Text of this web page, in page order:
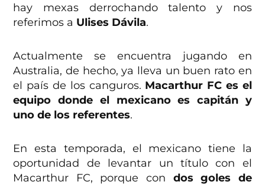
hay mexas derrochando talento y nos
referimos a Ulises Dávila.
Actualmente se encuentra jugando en
Australia, de hecho, ya lleva un buen rato en
el país de los canguros. Macarthur FC es el
equipo donde el mexicano es capitán y
uno de los referentes.
En esta temporada, el mexicano tiene la
oportunidad de levantar un título con el
Macarthur FC, porque con dos goles de